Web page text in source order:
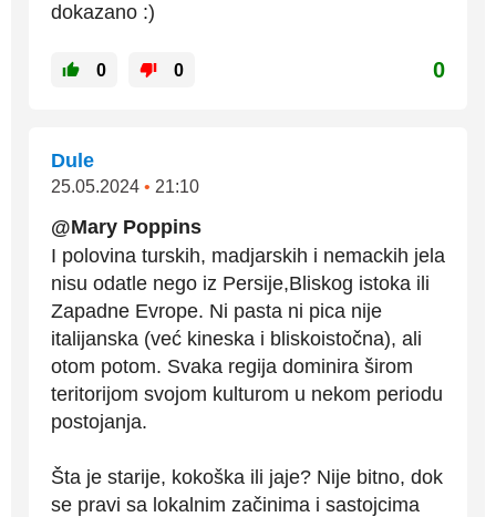
dokazano :)
0 0 0
Dule
25.05.2024 • 21:10
@Mary Poppins
I polovina turskih, madjarskih i nemackih jela
nisu odatle nego iz Persije,Bliskog istoka ili
Zapadne Evrope. Ni pasta ni pica nije
italijanska (već kineska i bliskoistočna), ali
otom potom. Svaka regija dominira širom
teritorijom svojom kulturom u nekom periodu
postojanja.
Šta je starije, kokoška ili jaje? Nije bitno, dok
se pravi sa lokalnim začinima i sastojcima